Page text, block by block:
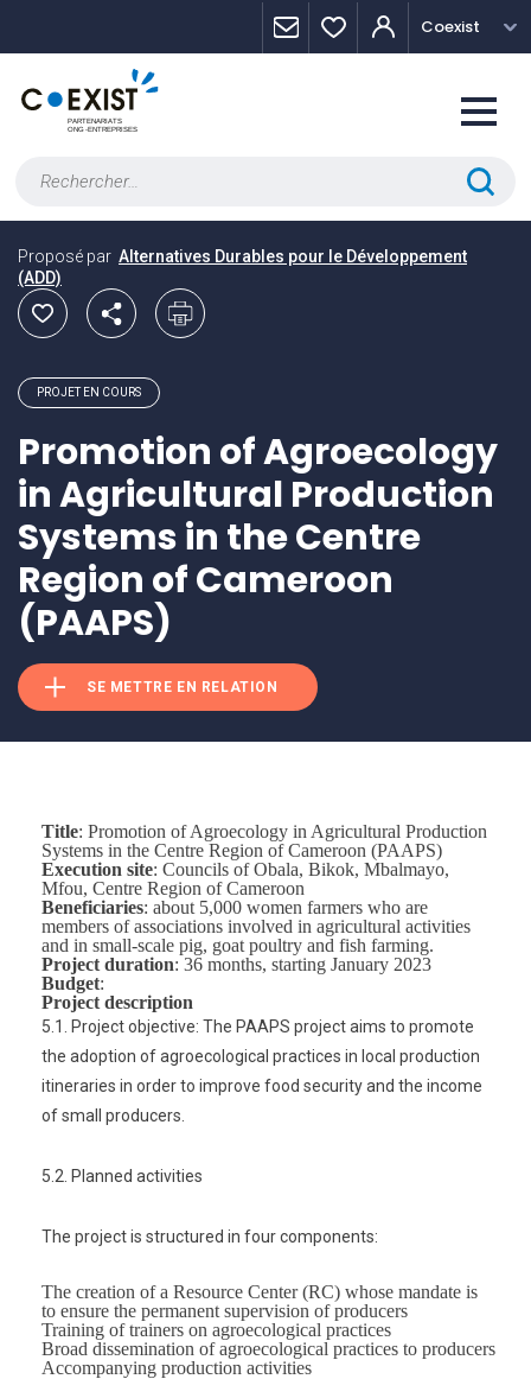
Coexist
Proposé par Alternatives Durables pour le Développement
(ADD)
PROJET EN COURS
Promotion of Agroecology
in Agricultural Production
Systems in the Centre
Region of Cameroon
(PAAPS)
SE METTRE EN RELATION
Title: Promotion of Agroecology in Agricultural Production
Systems in the Centre Region of Cameroon (PAAPS)
Execution site: Councils of Obala, Bikok, Mbalmayo,
Mfou, Centre Region of Cameroon
Beneficiaries: about 5,000 women farmers who are
members of associations involved in agricultural activities
and in small-scale pig, goat poultry and fish farming.
Project duration: 36 months, starting January 2023
Budget:
Project description
5.1. Project objective: The PAAPS project aims to promote
the adoption of agroecological practices in local production
itineraries in order to improve food security and the income
of small producers.
5.2. Planned activities
The project is structured in four components:
The creation of a Resource Center (RC) whose mandate is
to ensure the permanent supervision of producers
Training of trainers on agroecological practices
Broad dissemination of agroecological practices to producers
Accompanying production activities